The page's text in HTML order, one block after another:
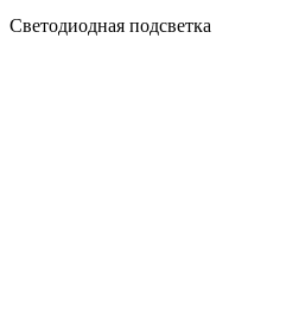
Светодиодная подсветка